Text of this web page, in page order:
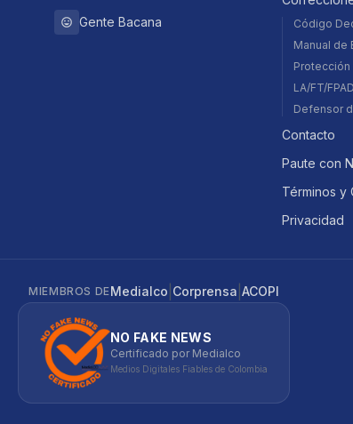
Gente Bacana
Código
Manual de
Protección
LA/FT/
Defensor
Contacto
Paute con
Términos y
Privacidad
MIEMBROS DEMedialco Corprensa ACOPI
NO FAKE NEWS
Certificado por Medialco
Medios Digitales Fiables de Colombia